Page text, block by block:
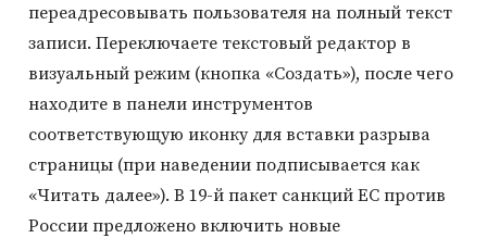
переадресовывать пользователя на полный текст
записи. Переключаете текстовый редактор в
визуальный режим (кнопка «Создать»), после чего
находите в панели инструментов
соответствующую иконку для вставки разрыва
страницы (при наведении подписывается как
«Читать далее»). В 19-й пакет санкций ЕС против
России предложено включить новые